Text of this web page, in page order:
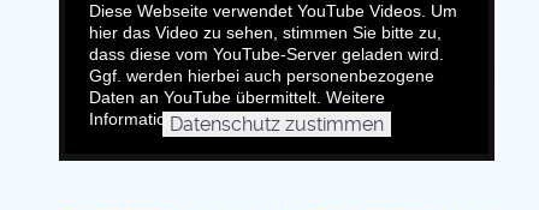
Diese Webseite verwendet YouTube Videos. Um
hier das Video zu sehen, stimmen Sie bitte zu,
dass diese vom YouTube-Server geladen wird.
Ggf. werden hierbei auch personenbezogene
Daten an YouTube übermittelt. Weitere
Informationen finden sieHIER